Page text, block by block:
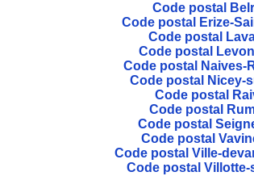
Code postal
Code postal Erize-
Code postal
Code postal
Code postal Naives-
Code postal Nicey-
Code postal
Code postal
Code postal
Code postal
Code postal Ville-
Code postal Villotte-